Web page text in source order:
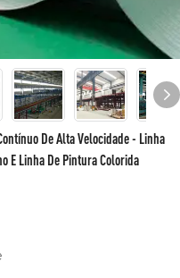
De Alta Velocidade - Linha
E Linha De Pintura Colorida